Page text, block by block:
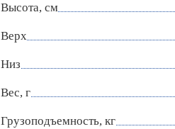
Высота, см
Верх
Низ
Вес, г
Грузоподъемность, кг